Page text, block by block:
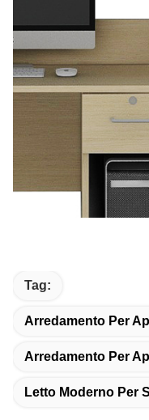
Tag:
Arredamento Per
Arredamento Per
Letto Moderno Per